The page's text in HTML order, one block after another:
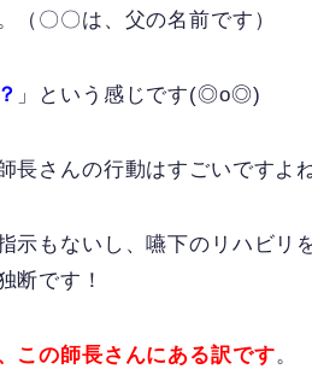
（〇〇は、父の名前です）
」という感じです(◎o◎)
長さんの行動はすごいですよね
示もないし、嚥下のリハビリ
断です！
この師長さんにある訳です。